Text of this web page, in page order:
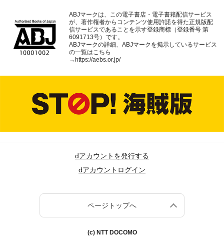
ABJマークは、この電子書店・電子書籍配信サービス
が、著作権者からコンテンツ使用許諾を得た正規版配
信サービスであることを示す登録商標（登録番号 第
6091713号）です。
ABJマークの詳細、ABJマークを掲示しているサービス
の一覧はこちら
→ https://aebs.or.jp/
dアカウントを発行する
dアカウントログイン
ページトップへ
(c) NTT DOCOMO